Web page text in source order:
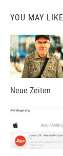
YOU MAY
Neue Zeiten